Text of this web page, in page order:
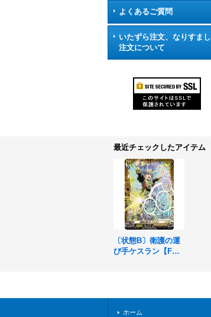
よくあるご質問
いたずら注文、なりすまし
注文について
最近チェックしたアイテム
〔状態B〕衛護の運
び手ケスラン【F
ホーム